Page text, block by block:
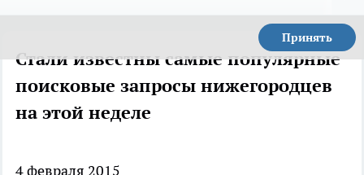
Принять
Стали известны самые популярные
поисковые запросы нижегородцев
на этой неделе
4 февраля 2015